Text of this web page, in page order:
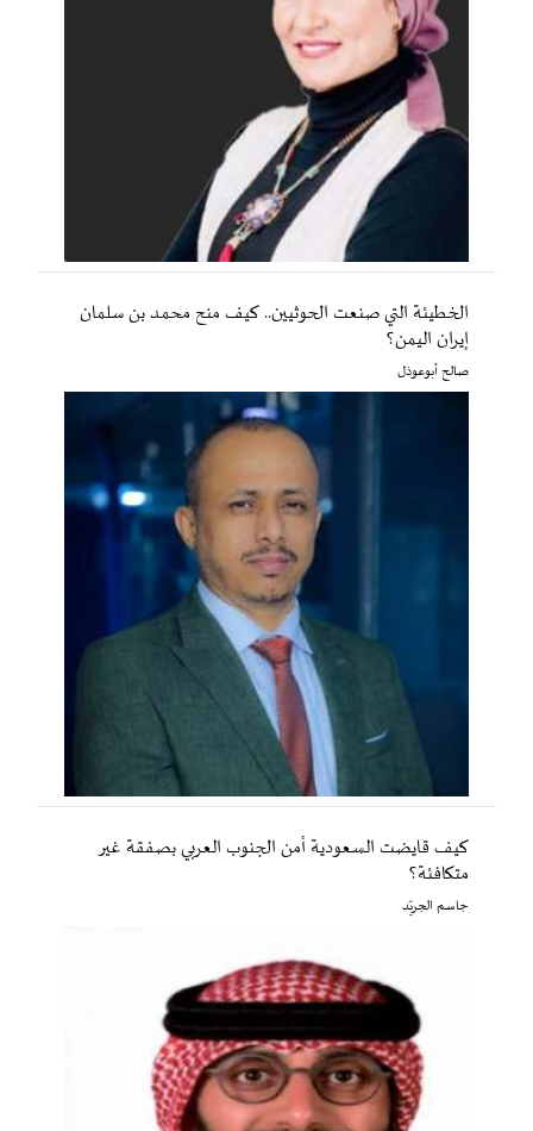
الخطيئة التي صنعت الحوثيين.. كيف منح محمد بن سلمان
إيران اليمن؟
صالح أبوعوذل
كيف قايضت السعودية أمن الجنوب العربي بصفقة غير
متكافئة؟
جاسم الجريّد